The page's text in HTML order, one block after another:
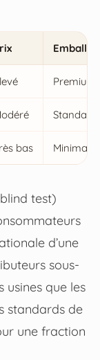
bas
test)
d’une
sous-
que les
standards de
une fraction